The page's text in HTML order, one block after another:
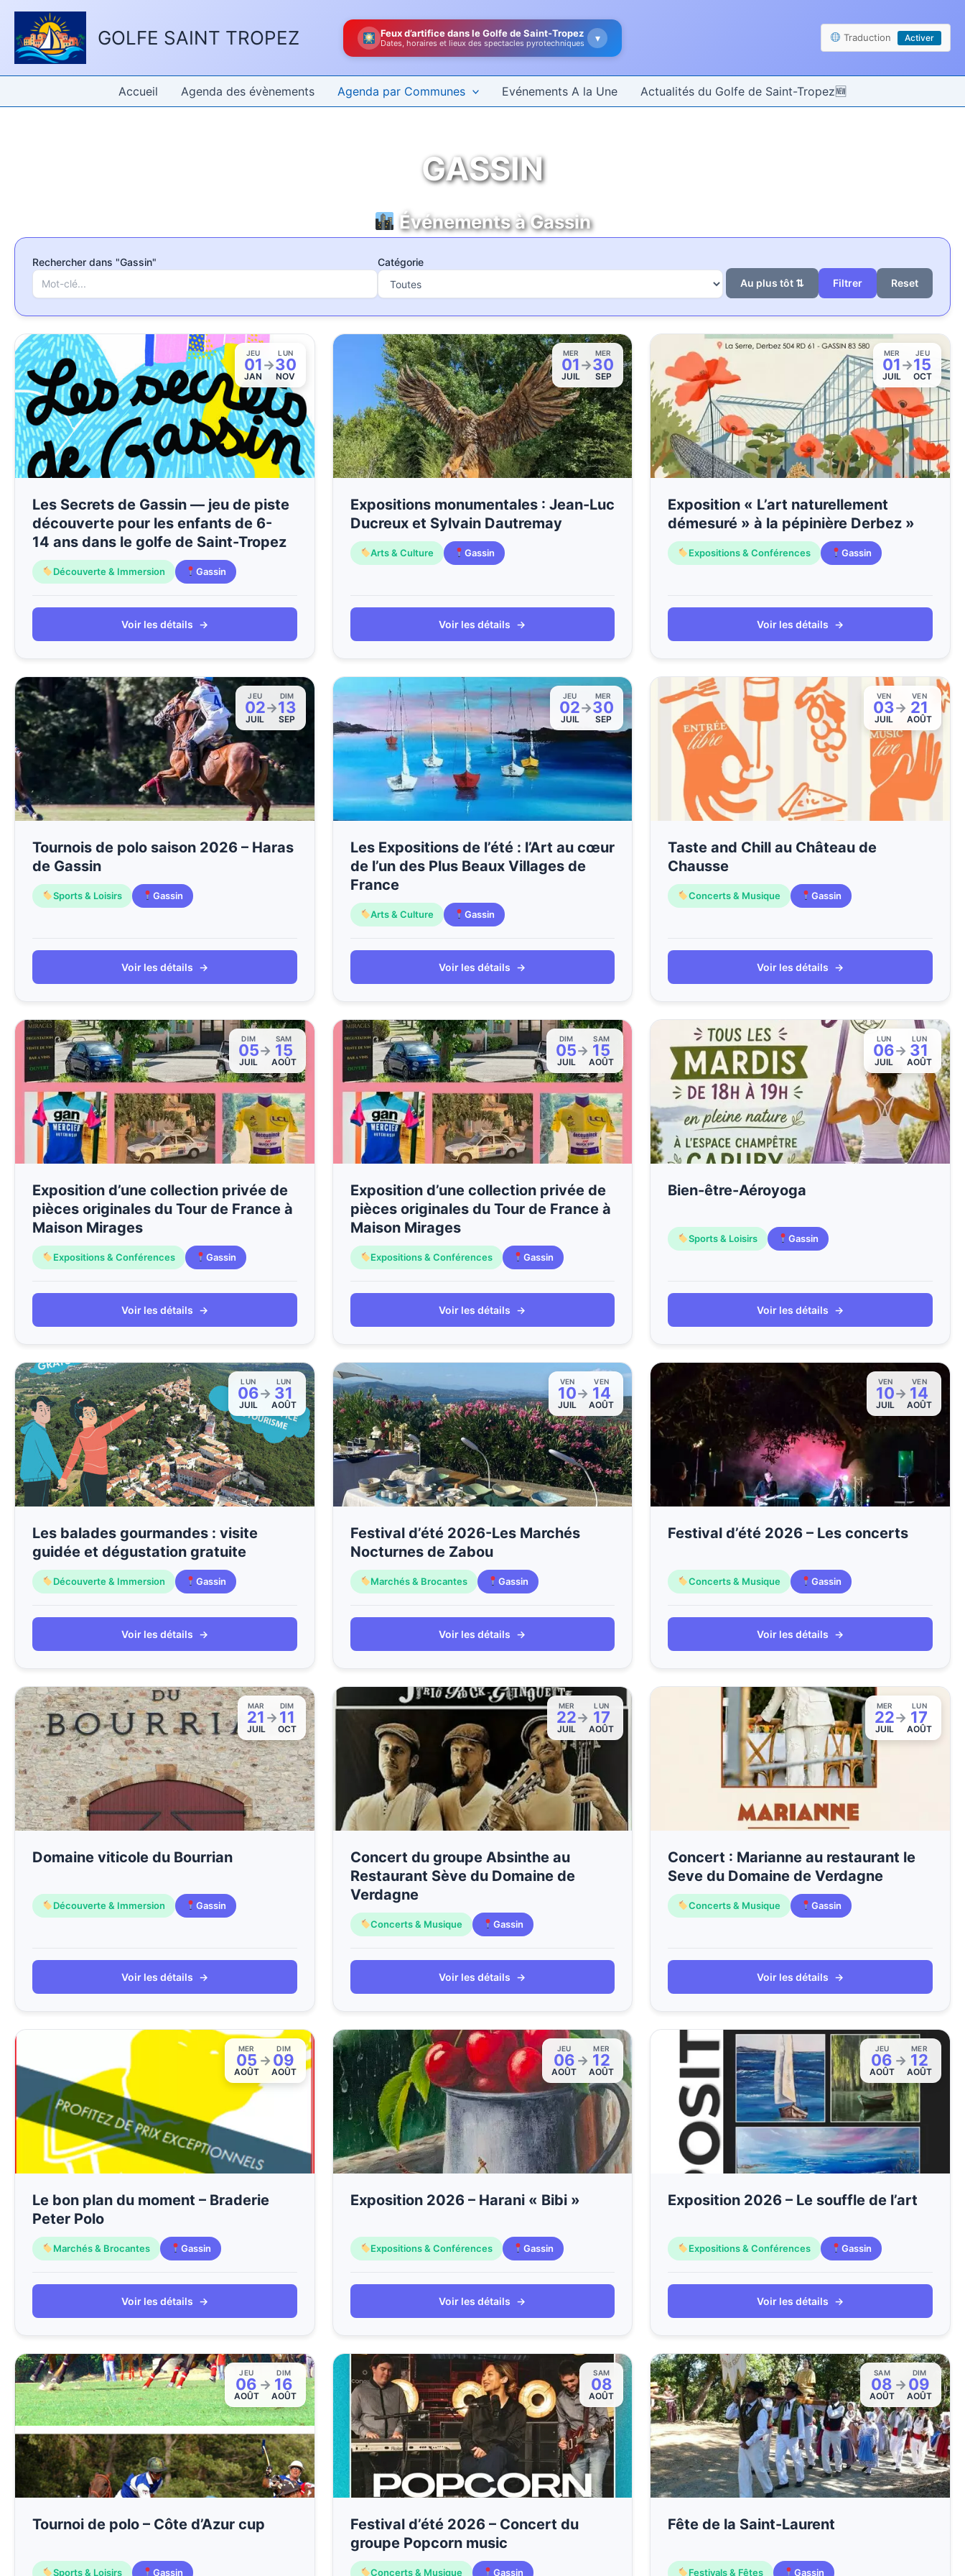
Panneau de gestion des cookies
Aller
contenu
GOLFE SAINT TROPEZ Feux d’artifice dans le Golfe de Saint-Tropez
Dates, horaires et lieux des spectacles pyrotechniques ▾ Traduction Activer
Accueil Agenda des évènements Agenda par Communes Evénements A la Une Actualités du Golfe de Saint-Tropez
GASSIN
Événements à Gassin
Rechercher dans "Gassin"
Catégorie
Au plus tôt ⇅
Reset
JEU
01
JAN
→
LUN
30
NOV
Les Secrets de Gassin — jeu de piste
découverte pour les enfants de 6-
14 ans dans le golfe de Saint-Tropez
Découverte & Immersion Gassin
Voir les détails →
MER
01
JUIL
→
MER
30
SEP
Expositions monumentales : Jean-Luc
Ducreux et Sylvain Dautremay
Arts & Culture Gassin
Voir les détails →
MER
01
JUIL
→
JEU
15
OCT
Exposition « L’art naturellement
démesuré » à la pépinière Derbez »
Expositions & Conférences Gassin
Voir les détails →
JEU
02
JUIL
→
DIM
13
SEP
Tournois de polo saison 2026 – Haras
de Gassin
Sports & Loisirs Gassin
Voir les détails →
JEU
02
JUIL
→
MER
30
SEP
Les Expositions de l’été : l’Art au cœur
de l’un des Plus Beaux Villages de
France
Arts & Culture Gassin
Voir les détails →
VEN
03
JUIL
→
VEN
21
AOÛT
Taste and Chill au Château de
Chausse
Concerts & Musique Gassin
Voir les détails →
DIM
05
JUIL
→
SAM
15
AOÛT
Exposition d’une collection privée de
pièces originales du Tour de France à
Maison Mirages
Expositions & Conférences Gassin
Voir les détails →
DIM
05
JUIL
→
SAM
15
AOÛT
Exposition d’une collection privée de
pièces originales du Tour de France à
Maison Mirages
Expositions & Conférences Gassin
Voir les détails →
LUN
06
JUIL
→
LUN
31
AOÛT
Bien-être-Aéroyoga
Sports & Loisirs Gassin
Voir les détails →
LUN
06
JUIL
→
LUN
31
AOÛT
Les balades gourmandes : visite
guidée et dégustation gratuite
Découverte & Immersion Gassin
Voir les détails →
VEN
10
JUIL
→
VEN
14
AOÛT
Festival d’été 2026-Les Marchés
Nocturnes de Zabou
Marchés & Brocantes Gassin
Voir les détails →
VEN
10
JUIL
→
VEN
14
AOÛT
Festival d’été 2026 – Les concerts
Concerts & Musique Gassin
Voir les détails →
MAR
21
JUIL
→
DIM
11
OCT
Domaine viticole du Bourrian
Découverte & Immersion Gassin
Voir les détails →
MER
22
JUIL
→
LUN
17
AOÛT
Concert du groupe Absinthe au
Restaurant Sève du Domaine de
Verdagne
Concerts & Musique Gassin
Voir les détails →
MER
22
JUIL
→
LUN
17
AOÛT
Concert : Marianne au restaurant le
Seve du Domaine de Verdagne
Concerts & Musique Gassin
Voir les détails →
MER
05
AOÛT
→
DIM
09
AOÛT
Le bon plan du moment – Braderie
Peter Polo
Marchés & Brocantes Gassin
Voir les détails →
JEU
06
AOÛT
→
MER
12
AOÛT
Exposition 2026 – Harani « Bibi »
Expositions & Conférences Gassin
Voir les détails →
JEU
06
AOÛT
→
MER
12
AOÛT
Exposition 2026 – Le souffle de l’art
Expositions & Conférences Gassin
Voir les détails →
JEU
06
AOÛT
→
DIM
16
AOÛT
Tournoi de polo – Côte d’Azur cup
Sports & Loisirs Gassin
SAM
08
AOÛT
Festival d’été 2026 – Concert du
groupe Popcorn music
Concerts & Musique Gassin
SAM
08
AOÛT
→
DIM
09
AOÛT
Fête de la Saint-Laurent
Festivals & Fêtes Gassin